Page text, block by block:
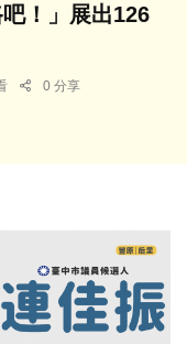
！」展出126
0 分享